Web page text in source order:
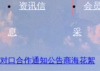
资讯信
息
会
采
对口合作通知公告商海花絮